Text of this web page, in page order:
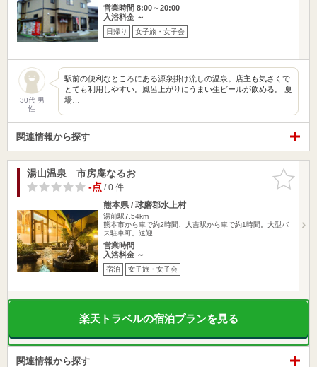
営業時間 8:00～20:00
入浴料金 ～
日帰り 女子旅・女子会
30代 男
性
駅前の便利なところにある源泉掛け流しの温泉。店主も気さくで
とても利用しやすい。風呂上がりにうまい生ビールが飲める。 夏
場…
関連情報から探す
お気に入
りに追加
湯山温泉 市房庵なるお
-点/ 0 件
熊本県 / 球磨郡水上村
湯前駅7.54km
熊本市から車で約2時間、人吉駅から車で約1時間。大型バ
ス駐車可。送迎…
営業時間
入浴料金 ～
宿泊 女子旅・女子会
楽天トラベルの宿泊プランを見る
関連情報から探す